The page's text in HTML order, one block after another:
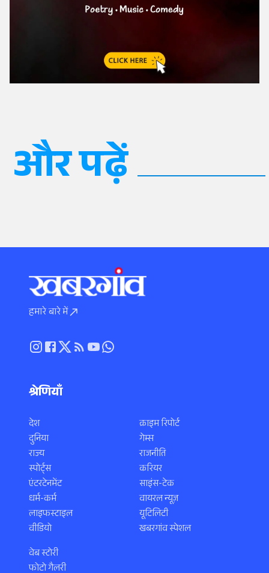
और पढ़ें
हमारे बारे में
श्रेणियाँ
देश
दुनिया
राज्य
स्पोर्ट्स
एंटरटेनमेंट
धर्म-कर्म
लाइफस्टाइल
वीडियो
क्राइम रिपोर्ट
गेम्स
राजनीति
करियर
साइंस-टेक
वायरल न्यूज़
यूटिलिटी
खबरगांव स्पेशल
वेब स्टोरी
फोटो गैलरी